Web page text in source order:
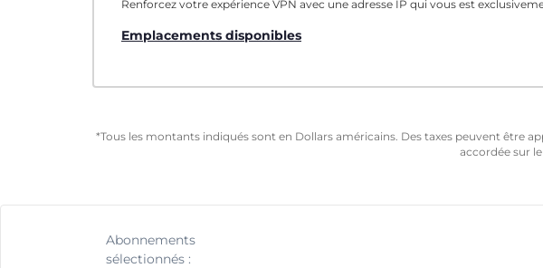
Renforcez votre expérience VPN avec une adresse IP qui vous est
Emplacements disponibles
*Tous les montants indiqués sont en Dollars américains. Des taxes peuvent être
accordée sur
Abonnements
sélectionnés :